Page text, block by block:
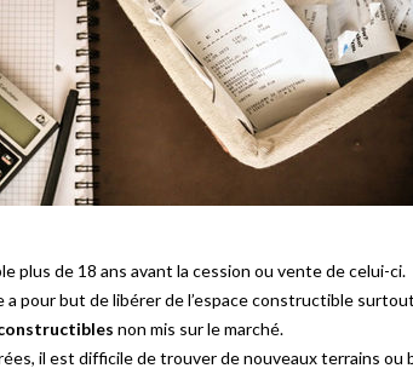
plus de 18 ans avant la cession ou vente de celui-ci.
pour but de libérer de l’espace constructible
non mis sur le marché.
il est difficile de trouver de nouveaux terrains ou